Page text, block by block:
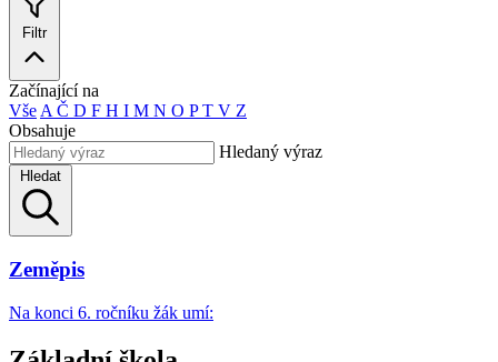
Filtr
Začínající na
Vše A Č D F H I M N O PT V Z
Obsahuje
Hledaný výraz
Hledat
Zeměpis
Na konci 6. ročníku žák umí: